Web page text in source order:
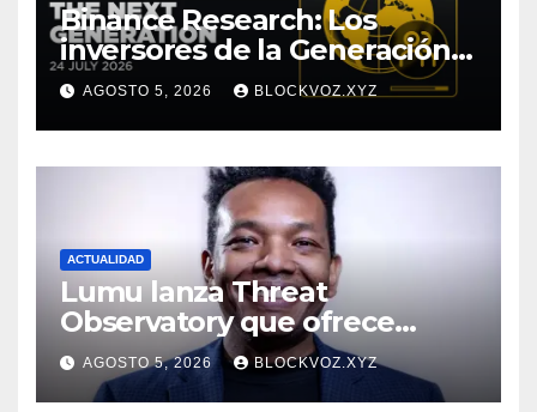
Binance Research: Los
inversores de la Generación Z
empiezan más jóvenes y
muestran mayor disciplina
financiera
AGOSTO 5, 2026 BLOCKVOZ.XYZ
ACTUALIDAD
Lumu lanza Threat
Observatory que ofrece
inteligencia de amenazas
personalizada y en tiempo
AGOSTO 5, 2026 BLOCKVOZ.XYZ